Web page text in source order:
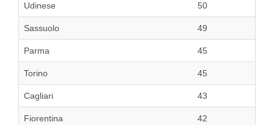
Udinese 50
Sassuolo 49
Parma 45
Torino 45
Cagliari 43
Fiorentina 42